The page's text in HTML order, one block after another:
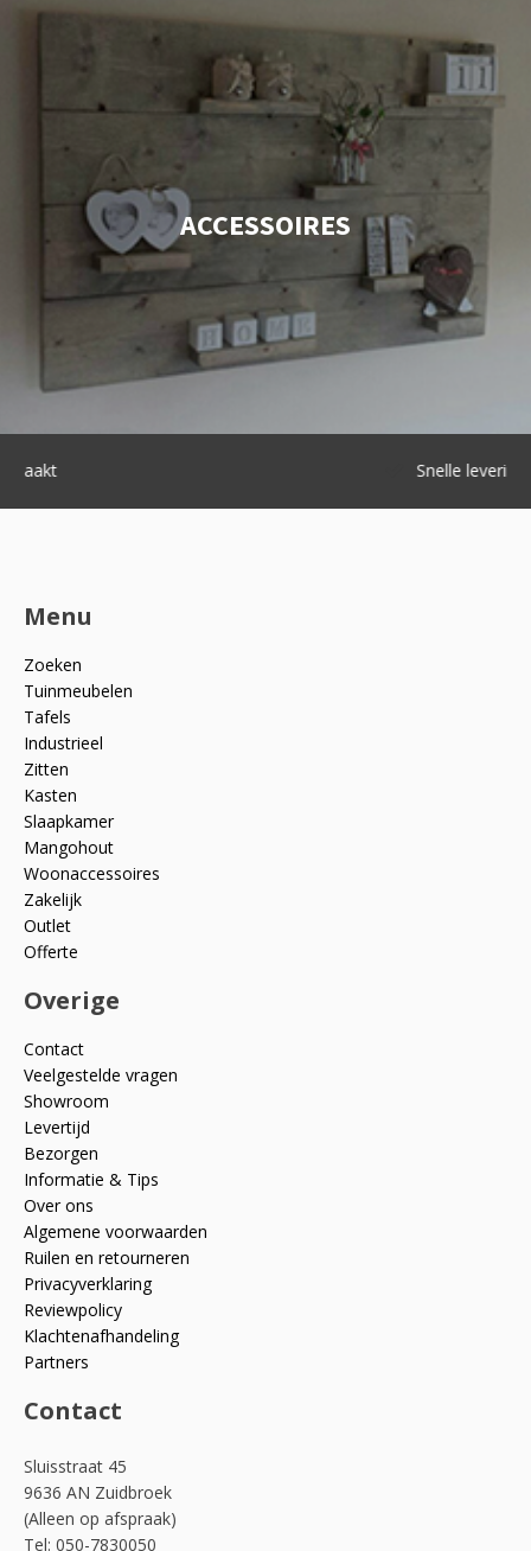
ACCESSOIRES
Menu
Zoeken
Tuinmeubelen
Tafels
Industrieel
Zitten
Kasten
Slaapkamer
Mangohout
Woonaccessoires
Zakelijk
Outlet
Offerte
Overige
Contact
Veelgestelde vragen
Showroom
Levertijd
Bezorgen
Informatie & Tips
Over ons
Algemene voorwaarden
Ruilen en retourneren
Privacyverklaring
Reviewpolicy
Klachtenafhandeling
Partners
Contact
Sluisstraat 45
9636 AN Zuidbroek
(Alleen op afspraak)
Tel: 050-7830050